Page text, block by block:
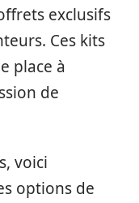
exclusifs
Ces kits
place à
de
voici
options de